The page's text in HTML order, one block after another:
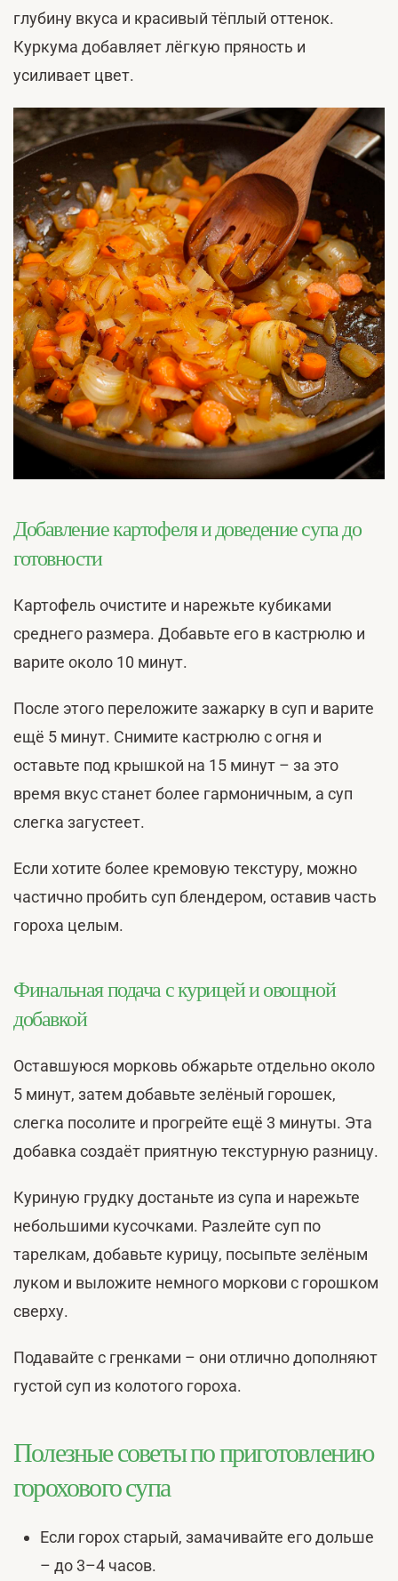
глубину вкуса и красивый тёплый оттенок.
Куркума добавляет лёгкую пряность и
усиливает цвет.
Добавление картофеля и доведение супа до
готовности
Картофель очистите и нарежьте кубиками
среднего размера. Добавьте его в кастрюлю и
варите около 10 минут.
После этого переложите зажарку в суп и варите
ещё 5 минут. Снимите кастрюлю с огня и
оставьте под крышкой на 15 минут – за это
время вкус станет более гармоничным, а суп
слегка загустеет.
Если хотите более кремовую текстуру, можно
частично пробить суп блендером, оставив часть
гороха целым.
Финальная подача с курицей и овощной
добавкой
Оставшуюся морковь обжарьте отдельно около
5 минут, затем добавьте зелёный горошек,
слегка посолите и прогрейте ещё 3 минуты. Эта
добавка создаёт приятную текстурную разницу.
Куриную грудку достаньте из супа и нарежьте
небольшими кусочками. Разлейте суп по
тарелкам, добавьте курицу, посыпьте зелёным
луком и выложите немного моркови с горошком
сверху.
Подавайте с гренками – они отлично дополняют
густой суп из колотого гороха.
Полезные советы по приготовлению
горохового супа
Если горох старый, замачивайте его дольше
– до 3–4 часов.